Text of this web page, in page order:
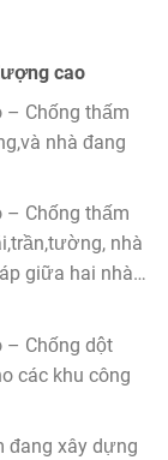
cao
– Chống thấm
nhà đang
– Chống thấm
nhà
giữa hai nhà…
– Chống dột
các khu công
đang xây dựng